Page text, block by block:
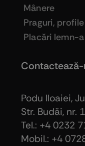
Mânere
Praguri,
Placări lemn-
Contactează-
Podu Iloaiei,
Str. Budăi, nr.
Tel.: +4 0232
Mobil.: +4